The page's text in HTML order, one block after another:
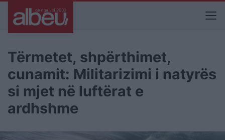
Tërmetet, shpërthimet,
cunamit: Militarizimi i natyrës
si mjet në luftërat e
ardhshme